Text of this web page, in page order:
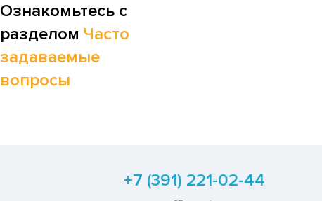
Ознакомьтесь с
разделом Часто
задаваемые
вопросы
+7 (391) 221-02-44